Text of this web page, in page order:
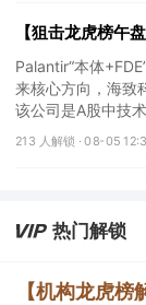
业从0到1的估值
【狙击龙虎榜午
Palantir“本体
来核心方向，海致
该公司是A股中技
核心标的，目前
心供应商”跃迁的
213 人解锁 ·08-05
热门解锁